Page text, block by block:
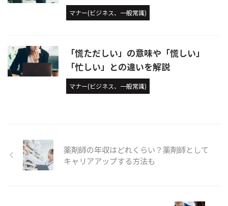
マナー(ビジネス、一般常識)
「慌ただしい」の意味や「慌しい」
「忙しい」との違いを解説
マナー(ビジネス、一般常識)
薬剤師の年収はどれくらい？薬剤師として
キャリアアップする方法も